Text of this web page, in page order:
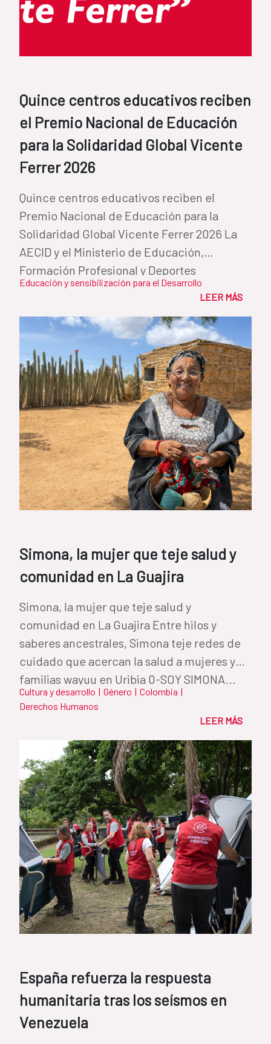
Quince centros educativos reciben
el Premio Nacional de Educación
para la Solidaridad Global Vicente
Ferrer 2026
Quince centros educativos reciben el
Premio Nacional de Educación para la
Solidaridad Global Vicente Ferrer 2026 La
AECID y el Ministerio de Educación,
Formación Profesional y Deportes
reconocen...
Educación y sensibilización para el Desarrollo
LEER MÁS
Simona, la mujer que teje salud y
comunidad en La Guajira
Simona, la mujer que teje salud y
comunidad en La Guajira Entre hilos y
saberes ancestrales, Simona teje redes de
cuidado que acercan la salud a mujeres y
familias wayuu en Uribia 0-SOY SIMONA...
Cultura y desarrollo | Género | Colombia |
Derechos Humanos
LEER MÁS
España refuerza la respuesta
humanitaria tras los seísmos en
Venezuela